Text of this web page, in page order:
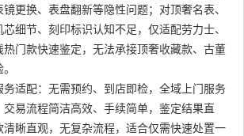
更换、表盘翻新等隐性问题；对顶奢名表、
细节、刻印标识认知不足，仅适配劳力士、
热门款快速鉴定，无法承接顶奢收藏款、古董
务适配：无需预约、到店即检，全域上门服务
交易流程简洁高效、手续简单，鉴定结果直
晰直观，无复杂流程，适合仅需快速处置一